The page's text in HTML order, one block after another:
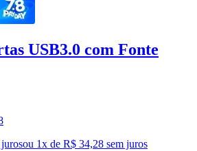
USB3.0 com Fonte
ou 1x de R$ 34,28 sem juros